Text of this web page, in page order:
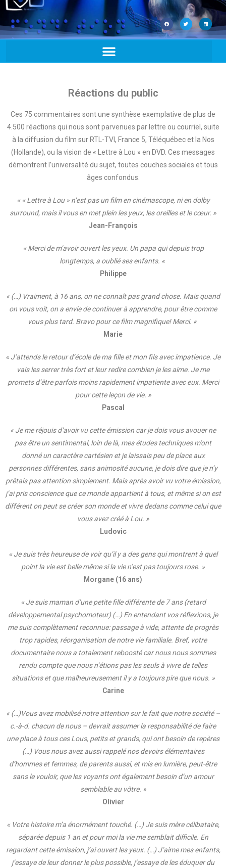
Réactions du public
Ces 75 commentaires sont une synthèse exemplative de plus de
4.500 réactions qui nous sont parvenues par lettre ou courriel, suite
à la diffusion du film sur RTL-TVI, France 5, Téléquébec et la Nos
(Hollande), ou la vision de « Lettre à Lou » en DVD. Ces messages
démontrent l’universalité du sujet, toutes couches sociales et tous
âges confondus.
« « Lettre à Lou » n’est pas un film en cinémascope, ni en dolby
surround, mais il vous en met plein les yeux, les oreilles et le cœur. »
Jean-François
« Merci de m’avoir ouvert les yeux. Un papa qui depuis trop
longtemps, a oublié ses enfants. «
Philippe
« (…) Vraiment, à 16 ans, on ne connaît pas grand chose. Mais quand
on vous voit, on a envie de continuer à apprendre, pour être comme
vous plus tard. Bravo pour ce film magnifique! Merci. «
Marie
« J’attends le retour d’école de ma fille et mon fils avec impatience. Je
vais les serrer très fort et leur redire combien je les aime. Je me
promets d’être parfois moins rapidement impatiente avec eux. Merci
pour cette leçon de vie. »
Pascal
« Je me réjouis d’avoir vu cette émission car je dois vous avouer ne
pas être un sentimental, loin de là, mes études techniques m’ont
donné un caractère cartésien et je laissais peu de place aux
personnes différentes, sans animosité aucune, je dois dire que je n’y
prêtais pas attention simplement. Mais après avoir vu votre émission,
j’ai pris conscience que ce monde appartient à tous, et même si on est
différent on peut se créer son monde et vivre dedans comme celui que
vous avez créé à Lou. »
Ludovic
« Je suis très heureuse de voir qu’il y a des gens qui montrent à quel
point la vie est belle même si la vie n’est pas toujours rose. »
Morgane (16 ans)
« Je suis maman d’une petite fille différente de 7 ans (retard
développemental psychomoteur) (…) En entendant vos réflexions, je
me suis complètement reconnue: passage à vide, attente de progrès
trop rapides, réorganisation de notre vie familiale. Bref, votre
documentaire nous a totalement reboosté car nous nous sommes
rendu compte que nous n’étions pas les seuls à vivre de telles
situations et que malheureusement il y a toujours pire que nous. »
Carine
« (…)Vous avez mobilisé notre attention sur le fait que notre société –
c.-à-d. chacun de nous – devrait assumer la responsabilité de faire
une place à tous ces Lous, petits et grands, qui ont besoin de repères
(…) Vous nous avez aussi rappelé nos devoirs élémentaires
d’hommes et femmes, de parents aussi, et mis en lumière, peut-être
sans le vouloir, que les voyants ont également besoin d’un amour
semblable au vôtre. »
Olivier
« Votre histoire m’a énormément touché. (…) Je suis mère célibataire,
séparée depuis 1 an et pour moi la vie me semblait difficile. En
regardant cette émission, j’ai ouvert les yeux. (…) J’aime mes enfants,
j’essaye de leur donner le plus possible, j’essaye de les éduquer du